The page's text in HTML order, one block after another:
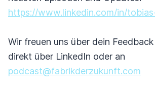
https://www.linkedin.com/in/
Wir freuen uns über dein
direkt über LinkedIn oder an
podcast@fabrikderzukunft.com